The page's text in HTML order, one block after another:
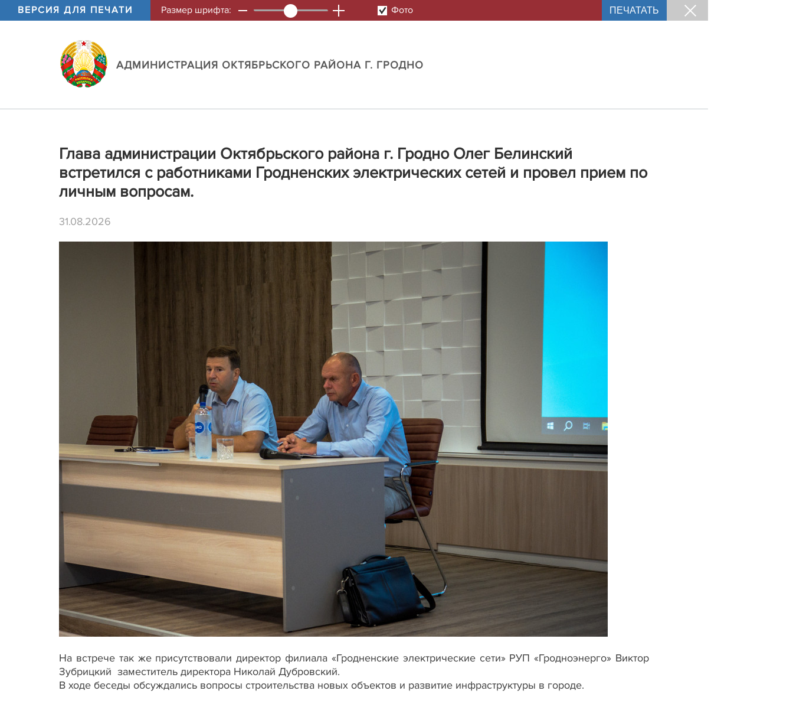
ВЕРСИЯ ДЛЯ ПЕЧАТИ Размер шрифта: Фото ПЕЧАТАТЬ
АДМИНИСТРАЦИЯ ОКТЯБРЬСКОГО РАЙОНА Г. ГРОДНО
Глава администрации Октябрьского района г. Гродно Олег Белинский
встретился с работниками Гродненских электрических сетей и провел прием по
личным вопросам.
31.08.2026
На встрече так же присутствовали директор филиала «Гродненские электрические сети» РУП «Гродноэнерго» Виктор
Зубрицкий заместитель директора Николай Дубровский.
В ходе беседы обсуждались вопросы строительства новых объектов и развитие инфраструктуры в городе.